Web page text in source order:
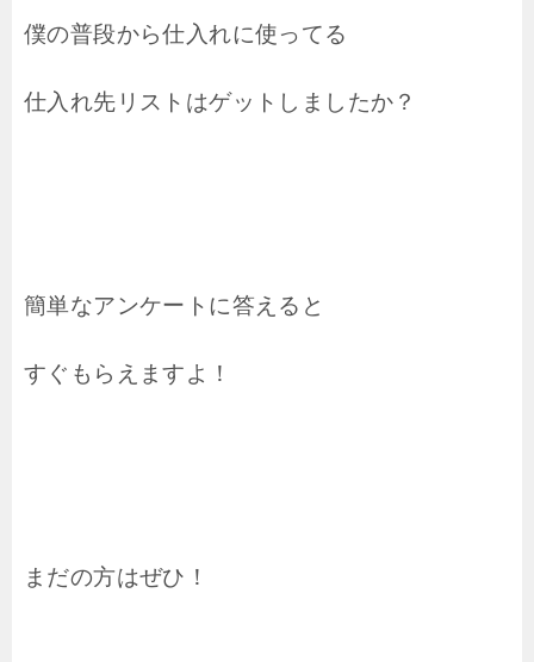
僕の普段から仕入れに使ってる
仕入れ先リストはゲットしましたか？
簡単なアンケートに答えると
すぐもらえますよ！
まだの方はぜひ！